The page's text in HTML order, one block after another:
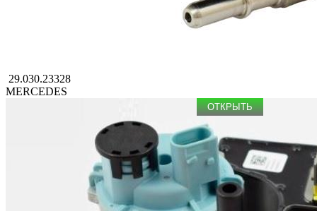
29.030.23328
MERCEDES
ОТКРЫТЬ